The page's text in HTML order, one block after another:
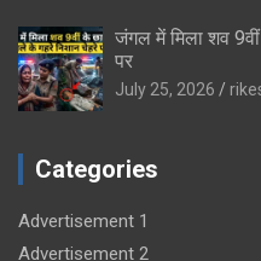
जंगल में मिला शव
पर
July 25, 2026
Categories
Advertisement 1
Advertisement 2